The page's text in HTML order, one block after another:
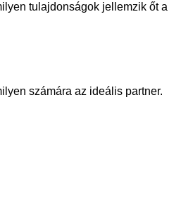
tulajdonságok jellemzik őt a
számára az ideális partner.